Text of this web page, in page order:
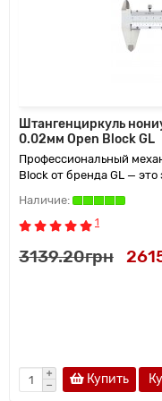
Штангенциркуль
0.02мм Open Block GL
Профессиональный
Block от бренда GL —
1
3139.20грн
Купить